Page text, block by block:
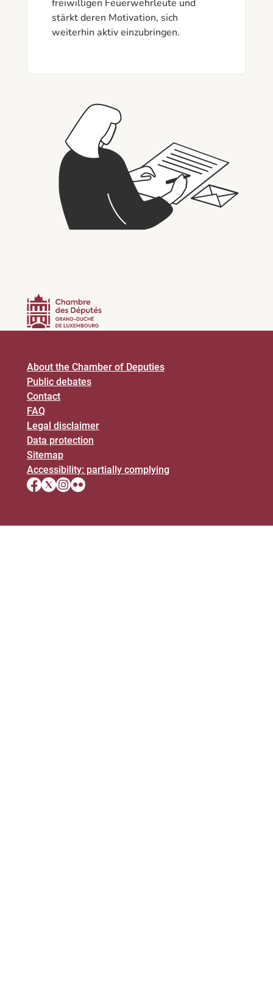
freiwilligen Feuerwehrleute und
stärkt deren Motivation, sich
weiterhin aktiv einzubringen.
About the Chamber of Deputies
Public debates
Contact
FAQ
Legal disclaimer
Data protection
Sitemap
Accessibility: partially complying